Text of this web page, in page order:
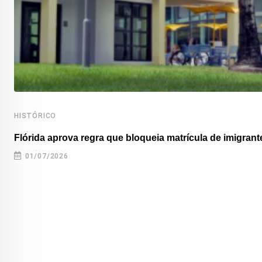
HISTÓRICO
Flórida aprova regra que bloqueia matrícula de
01/07/2026